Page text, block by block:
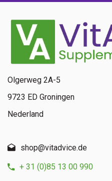
Olgerweg 2A-5
9723 ED Groningen
Nederland
shop@vitadvice.de
+ 31 (0)85 13 00 990